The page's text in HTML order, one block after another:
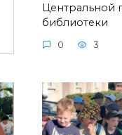
Центральной
библиотеки
0 3